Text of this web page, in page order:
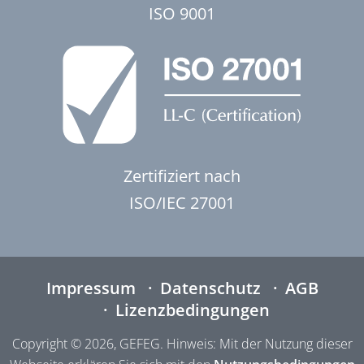
ISO 9001
Zertifiziert nach
ISO/IEC 27001
Impressum Datenschutz
AGB
Lizenzbedingungen
Copyright © 2026, GEFEG. Hinweis: Mit der Nutzung dieser